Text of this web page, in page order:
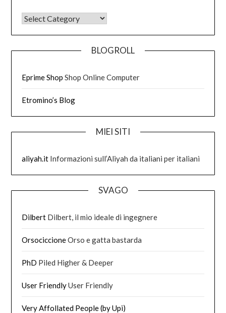
DI COSA HO SCRITTO
BLOGROLL
Eprime Shop Shop Online Computer
Etromino’s Blog
MIEI SITI
aliyah.it Informazioni sull’Aliyah da italiani per italiani
SVAGO
Dilbert Dilbert, il mio ideale di ingegnere
OrsociccioneOrso e gatta bastarda
PhD Piled Higher & Deeper
User FriendlyUser Friendly
Very Affollated People (by Upi)